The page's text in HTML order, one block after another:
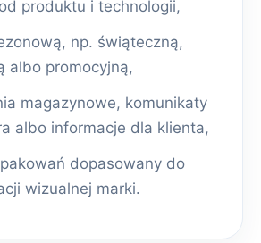
produktu i technologii,
np. świąteczną,
albo promocyjną,
magazynowe, komunikaty
albo informacje dla klienta,
dopasowany do
wizualnej marki.